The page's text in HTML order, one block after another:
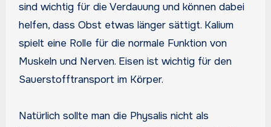
sind wichtig für die Verdauung und können dabei
helfen, dass Obst etwas länger sättigt. Kalium
spielt eine Rolle für die normale Funktion von
Muskeln und Nerven. Eisen ist wichtig für den
Sauerstofftransport im Körper.
Natürlich sollte man die Physalis nicht als